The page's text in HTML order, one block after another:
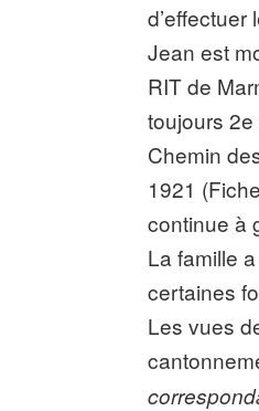
Jean est
RIT de
toujours
Chemin
1921
continue à
La famille
certaines
Les vues